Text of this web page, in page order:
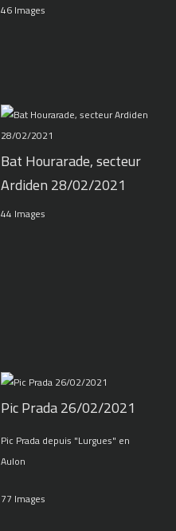
46 Images
Bat Hourarade, secteur
Ardiden 28/02/2021
44 Images
Pic Prada 26/02/2021
Pic Prada depuis "Lurgues" en
Aulon
77 Images